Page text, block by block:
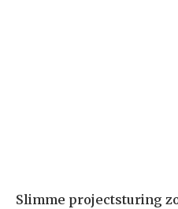
Slimme projectsturing